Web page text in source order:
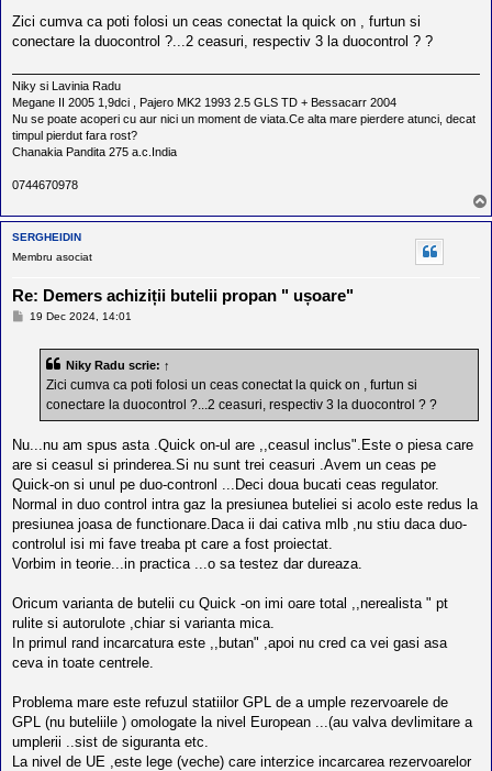
s
j
Zici cumva ca poti folosi un ceas conectat la quick on , furtun si
conectare la duocontrol ?...2 ceasuri, respectiv 3 la duocontrol ? ?
Niky si Lavinia Radu
Megane II 2005 1,9dci , Pajero MK2 1993 2.5 GLS TD + Bessacarr 2004
Nu se poate acoperi cu aur nici un moment de viata.Ce alta mare pierdere atunci, decat
timpul pierdut fara rost?
Chanakia Pandita 275 a.c.India
0744670978
SERGHEIDIN
Membru asociat
Re: Demers achiziții butelii propan " ușoare"
M19 Dec 2024, 14:01
Niky Radu scrie: ↑
Zici cumva ca poti folosi un ceas conectat la quick on , furtun si
conectare la duocontrol ?...2 ceasuri, respectiv 3 la duocontrol ? ?
Nu...nu am spus asta .Quick on-ul are ,,ceasul inclus".Este o piesa care
are si ceasul si prinderea.Si nu sunt trei ceasuri .Avem un ceas pe
Quick-on si unul pe duo-contronl ...Deci doua bucati ceas regulator.
Normal in duo control intra gaz la presiunea buteliei si acolo este redus la
presiunea joasa de functionare.Daca ii dai cativa mlb ,nu stiu daca duo-
controlul isi mi fave treaba pt care a fost proiectat.
Vorbim in teorie...in practica ...o sa testez dar dureaza.
Oricum varianta de butelii cu Quick -on imi oare total ,,nerealista " pt
rulite si autorulote ,chiar si varianta mica.
In primul rand incarcatura este ,,butan" ,apoi nu cred ca vei gasi asa
ceva in toate centrele.
Problema mare este refuzul statiilor GPL de a umple rezervoarele de
GPL (nu buteliile ) omologate la nivel European ...(au valva devlimitare a
umplerii ..sist de siguranta etc.
La nivel de UE ,este lege (veche) care interzice incarcarea rezervoarelor